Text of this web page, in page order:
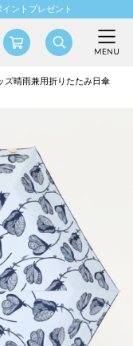
ントプレゼント
ズ晴雨兼用折りたたみ日傘